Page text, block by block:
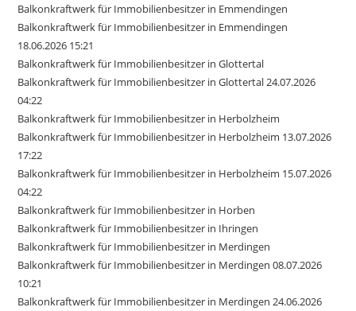
Balkonkraftwerk für Immobilienbesitzer in Emmendingen
Balkonkraftwerk für Immobilienbesitzer in Emmendingen
18.06.2026 15:21
Balkonkraftwerk für Immobilienbesitzer in Glottertal
Balkonkraftwerk für Immobilienbesitzer in Glottertal 24.07.2026
04:22
Balkonkraftwerk für Immobilienbesitzer in Herbolzheim
Balkonkraftwerk für Immobilienbesitzer in Herbolzheim 13.07.2026
17:22
Balkonkraftwerk für Immobilienbesitzer in Herbolzheim 15.07.2026
04:22
Balkonkraftwerk für Immobilienbesitzer in Horben
Balkonkraftwerk für Immobilienbesitzer in Ihringen
Balkonkraftwerk für Immobilienbesitzer in Merdingen
Balkonkraftwerk für Immobilienbesitzer in Merdingen 08.07.2026
10:21
Balkonkraftwerk für Immobilienbesitzer in Merdingen 24.06.2026